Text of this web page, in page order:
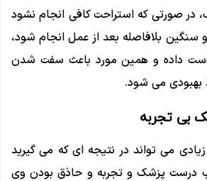
در صورتی که استراحت کافی انجام نشود
بلافاصله بعد از عمل انجام شود،
دست داده و همین مورد باعث سفت شدن
می شود.
بی تجربه
می تواند در نتیجه ای که می گیرید
درست پزشک و تجربه و حاذق بودن وی